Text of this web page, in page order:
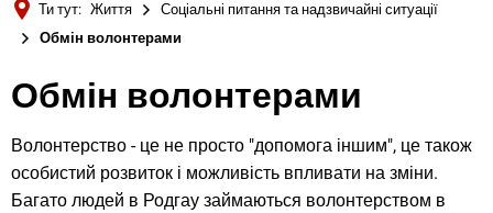
Русский
Deutsch MENÜ
Ти тут: Життя
Соціальні питання та надзвичайні ситуації
Обмін волонтерами
Обмін волонтерами
Волонтерство - це не просто "допомога іншим", це також
особистий розвиток і можливість впливати на зміни.
Багато людей в Родгау займаються волонтерством в